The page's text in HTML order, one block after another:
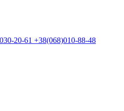
20-61 +38(068)010-88-48